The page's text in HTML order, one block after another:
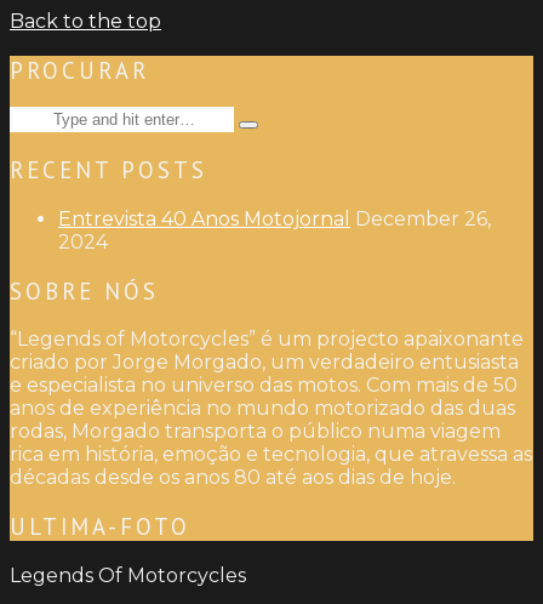
Back to the top
PROCURAR
Search
Type
RECENT POSTS
Entrevista 40 Anos Motojornal December 26,
2024
SOBRE NÓS
“Legends of Motorcycles” é um projecto apaixonante
criado por Jorge Morgado, um verdadeiro entusiasta
e especialista no universo das motos. Com mais de 50
anos de experiência no mundo motorizado das duas
rodas, Morgado transporta o público numa viagem
rica em história, emoção e tecnologia, que atravessa as
décadas desde os anos 80 até aos dias de hoje.
ULTIMA-FOTO
Legends Of Motorcycles